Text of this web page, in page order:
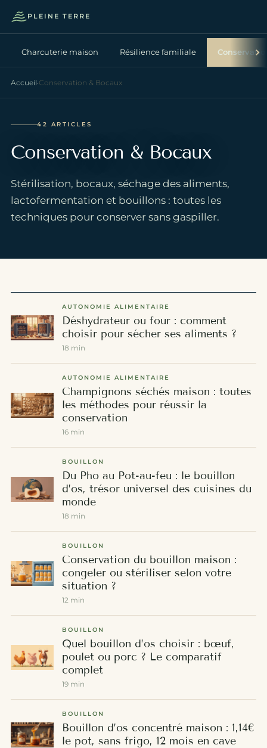
PLEINE TERRE
Charcuterie maison Résilience familiale
Accueil·Conservation & Bocaux
42 ARTICLES
Conservation & Bocaux
Stérilisation, bocaux, séchage des aliments,
lactofermentation et bouillons : toutes les
techniques pour conserver sans gaspiller.
AUTONOMIE ALIMENTAIRE
Déshydrateur ou four : comment
choisir pour sécher ses aliments ?
18 min
AUTONOMIE ALIMENTAIRE
Champignons séchés maison : toutes
les méthodes pour réussir la
conservation
16 min
BOUILLON
Du Pho au Pot-au-feu : le bouillon
d’os, trésor universel des cuisines du
monde
18 min
BOUILLON
Conservation du bouillon maison :
congeler ou stériliser selon votre
situation ?
12 min
BOUILLON
Quel bouillon d’os choisir : bœuf,
poulet ou porc ? Le comparatif
complet
19 min
BOUILLON
Bouillon d’os concentré maison : 1,14€
le pot, sans frigo, 12 mois en cave